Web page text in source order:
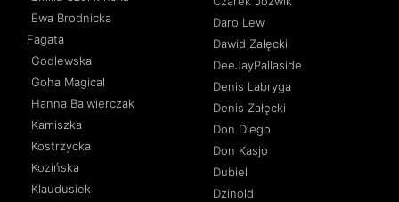
Ewa Brodnicka
Fagata
Godlewska
Goha Magical
Hanna Balwierczak
Kamiszka
Kostrzycka
Kozińska
Klaudusiek
Daro Lew
Dawid Załęcki
DeeJayPallaside
Denis Labryga
Denis Załęcki
Don Diego
Don Kasjo
Dubiel
Dzinold